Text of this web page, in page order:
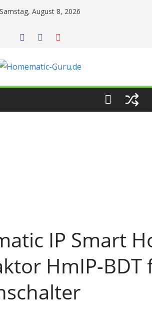
Samstag, August 8, 2026
IP Smart
HmIP-BDT